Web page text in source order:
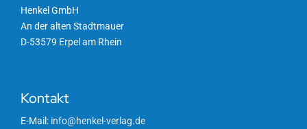
Henkel GmbH
An der alten Stadtmauer
D-53579 Erpel am Rhein
Kontakt
E-Mail: info@henkel-verlag.de